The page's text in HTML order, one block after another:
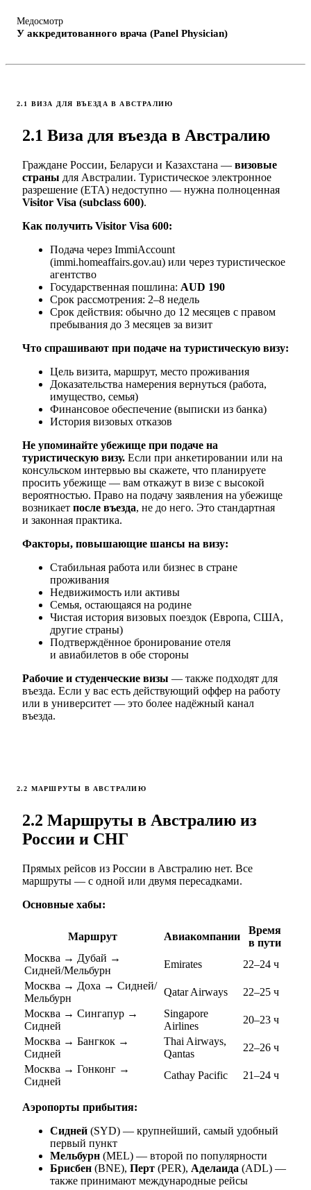
Медосмотр
У аккредитованного врача (Panel Physician)
2.1 ВИЗА ДЛЯ ВЪЕЗДА В АВСТРАЛИЮ
2.1 Виза для въезда в Австралию
Граждане России, Беларуси и Казахстана — визовые
страны для Австралии. Туристическое электронное
разрешение (ETA) недоступно — нужна полноценная
Visitor Visa (subclass 600).
Как получить Visitor Visa 600:
Подача через ImmiAccount
(immi.homeaffairs.gov.au) или через туристическое
агентство
Государственная пошлина: AUD 190
Срок рассмотрения: 2–8 недель
Срок действия: обычно до 12 месяцев с правом
пребывания до 3 месяцев за визит
Что спрашивают при подаче на туристическую визу:
Цель визита, маршрут, место проживания
Доказательства намерения вернуться (работа,
имущество, семья)
Финансовое обеспечение (выписки из банка)
История визовых отказов
Не упоминайте убежище при подаче на
туристическую визу. Если при анкетировании или на
консульском интервью вы скажете, что планируете
просить убежище — вам откажут в визе с высокой
вероятностью. Право на подачу заявления на убежище
возникает после въезда, не до него. Это стандартная
и законная практика.
Факторы, повышающие шансы на визу:
Стабильная работа или бизнес в стране
проживания
Недвижимость или активы
Семья, остающаяся на родине
Чистая история визовых поездок (Европа, США,
другие страны)
Подтверждённое бронирование отеля
и авиабилетов в обе стороны
Рабочие и студенческие визы — также подходят для
въезда. Если у вас есть действующий оффер на работу
или в университет — это более надёжный канал
въезда.
2.2 МАРШРУТЫ В АВСТРАЛИЮ
2.2 Маршруты в Австралию из
России и СНГ
Прямых рейсов из России в Австралию нет. Все
маршруты — с одной или двумя пересадками.
Основные хабы:
Маршрут Авиакомпании
Время
в пути
Москва → Дубай →
Сидней/Мельбурн
Emirates
22–24 ч
Москва → Доха → Сидней/
Мельбурн
Qatar Airways
22–25 ч
Москва → Сингапур →
Сидней
Singapore
Airlines
20–23 ч
Москва → Бангкок →
Сидней
Thai Airways,
Qantas
22–26 ч
Москва → Гонконг →
Сидней
Cathay Pacific 21–24 ч
Аэропорты прибытия:
Сидней (SYD) — крупнейший, самый удобный
первый пункт
Мельбурн (MEL) — второй по популярности
Брисбен (BNE), Перт (PER), Аделаида (ADL) —
также принимают международные рейсы